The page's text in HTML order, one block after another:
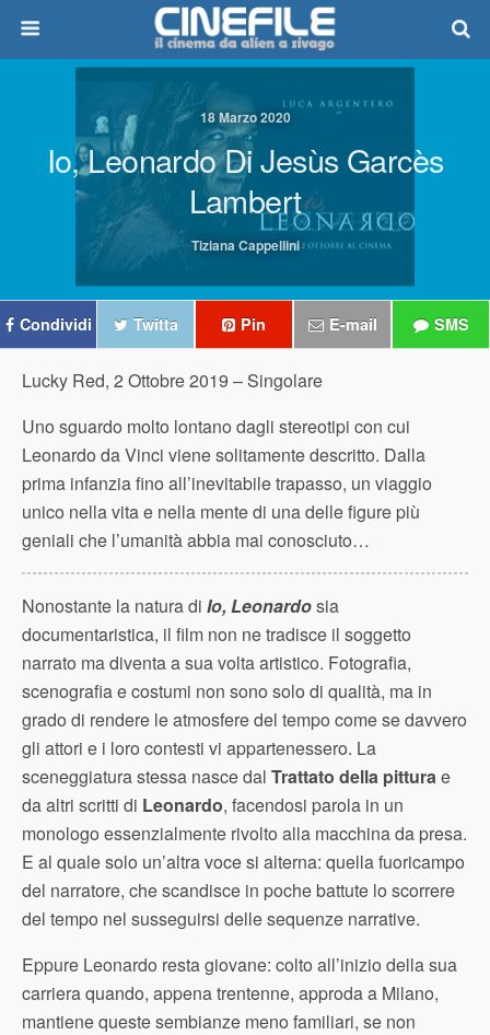
18 Marzo 2020
Io, Leonardo Di Jesùs Garcès
Lambert
Tiziana Cappellini
Condividi Twitta Pin E-mail SMS
Lucky Red, 2 Ottobre 2019 – Singolare
Uno sguardo molto lontano dagli stereotipi con cui
Leonardo da Vinci viene solitamente descritto. Dalla
prima infanzia fino all’inevitabile trapasso, un viaggio
unico nella vita e nella mente di una delle figure più
geniali che l’umanità abbia mai conosciuto…
Nonostante la natura di Io, Leonardosia
documentaristica, il film non ne tradisce il soggetto
narrato ma diventa a sua volta artistico. Fotografia,
scenografia e costumi non sono solo di qualità, ma in
grado di rendere le atmosfere del tempo come se davvero
gli attori e i loro contesti vi appartenessero. La
sceneggiatura stessa nasce dal Trattato della pitturae
da altri scritti di Leonardo, facendosi parola in un
monologo essenzialmente rivolto alla macchina da presa.
E al quale solo un’altra voce si alterna: quella fuoricampo
del narratore, che scandisce in poche battute lo scorrere
del tempo nel susseguirsi delle sequenze narrative.
Eppure Leonardo resta giovane: colto all’inizio della sua
carriera quando, appena trentenne, approda a Milano,
mantiene queste sembianze meno familiari, se non